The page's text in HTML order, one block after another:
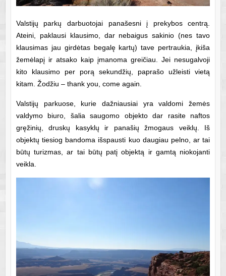
Valstijų parkų darbuotojai panašesni į prekybos centrą.
Ateini, paklausi klausimo, dar nebaigus sakinio (nes tavo
klausimas jau girdėtas begalę kartų) tave pertraukia, įkiša
žemėlapį ir atsako kaip įmanoma greičiau. Jei nesugalvoji
kito klausimo per porą sekundžių, paprašo užleisti vietą
kitam. Žodžiu – thank you, come again.
Valstijų parkuose, kurie dažniausiai yra valdomi žemės
valdymo biuro, šalia saugomo objekto dar rasite naftos
gręžinių, druskų kasyklų ir panašių žmogaus veiklų. Iš
objektų tiesiog bandoma išspausti kuo daugiau pelno, ar tai
būtų turizmas, ar tai būtų patį objektą ir gamtą niokojanti
veikla.